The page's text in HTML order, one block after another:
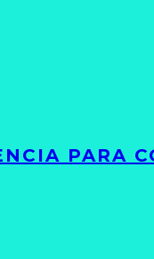
PARA